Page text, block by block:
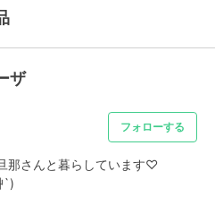
ザ
フォローする
那さんと暮らしています♡
`)